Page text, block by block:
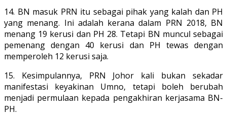
14. BN masuk PRN itu sebagai pihak yang kalah dan PH
yang menang. Ini adalah kerana dalam PRN 2018, BN
menang 19 kerusi dan PH 28. Tetapi BN muncul sebagai
pemenang dengan 40 kerusi dan PH tewas dengan
memperoleh 12 kerusi saja.
15. Kesimpulannya, PRN Johor kali bukan sekadar
manifestasi keyakinan Umno, tetapi boleh berubah
menjadi permulaan kepada pengakhiran kerjasama BN-
PH.